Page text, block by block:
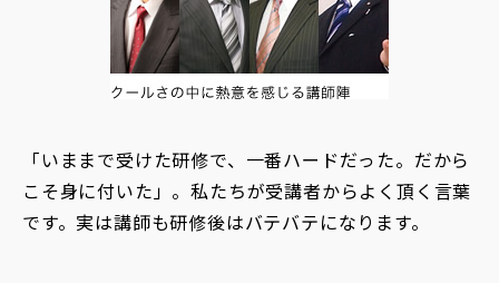
「いままで受けた研修で、一番ハードだった。だから
こそ身に付いた」。私たちが受講者からよく頂く言葉
です。実は講師も研修後はバテバテになります。